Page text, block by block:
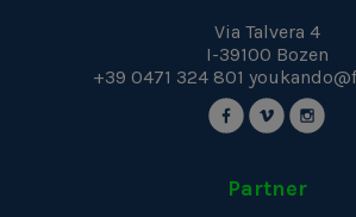
Via Talvera 4
I-39100 Bozen
+39 0471 324 801
Partner